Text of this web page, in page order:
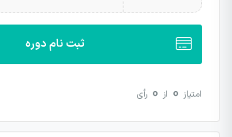
ثبت نام دوره
امتیاز 0 از 0 رأی